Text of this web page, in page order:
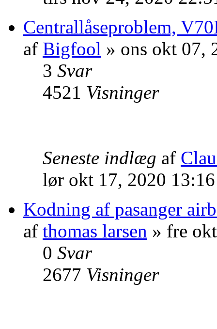
Centrallåseproblem,
af Bigfool » ons okt 07,
3 Svar
4521 Visninger
Seneste indlæg af
lør okt 17, 2020
Kodning af pasanger
af thomas larsen » fre
0 Svar
2677 Visninger